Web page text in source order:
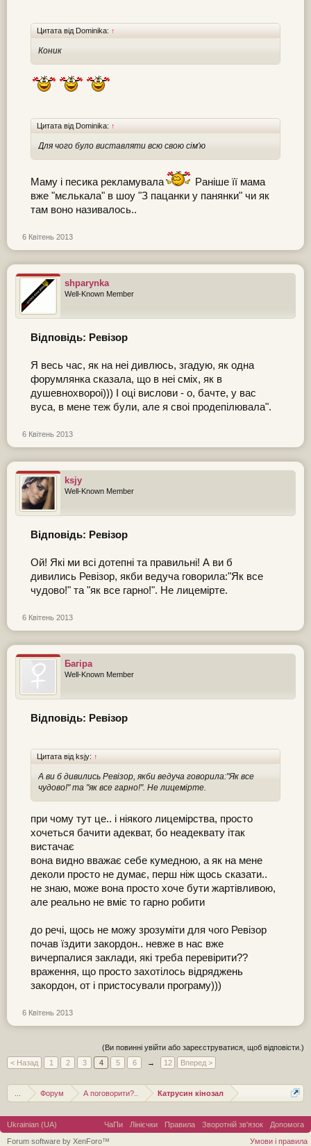
Цитата від Dominika: ↑
Коник
Цитата від Dominika: ↑
Для чого було виставляти всю свою сім'ю
Маму і песика рекламувала
Раніше її мама
вже "мєлькала" в шоу "З пацанки у панянки" чи як
там воно називалось..
6 Квітень 2013
shparynka
Well-Known Member
Відповідь: Ревізор
Я весь час, як на неi дивлюсь, згадую, як одна
форумлянка сказала, що в неi смiх, як в
душевнохвороi))) I оцi вислови - о, бачте, у вас
вуса, в мене теж були, але я своi продепiлювала".
6 Квітень 2013
ksjy
Well-Known Member
Відповідь: Ревізор
Ой! Які ми всі дотепні та правильні! А ви б
дивились Ревізор, якби ведуча говорила:"Як все
чудово!" та "як все гарно!". Не лицемірте.
6 Квітень 2013
Багіра
Well-Known Member
Відповідь: Ревізор
Цитата від ksjy: ↑
А ви б дивились Ревізор, якби ведуча говорила:"Як все
чудово!" та "як все гарно!". Не лицемірте.
при чому тут це.. і ніякого лицемірства, просто
хочеться бачити адекват, бо неадеквату ітак
вистачає
вона видно вважає себе кумедною, а як на мене
деколи просто не думає, перш ніж щось сказати..
не знаю, може вона просто хоче бути жартівливою,
але реально не вміє то гарно робити
до речі, щось не можу зрозуміти для чого Ревізор
почав їздити закордон.. невже в нас вже
вичерпалися заклади, які треба перевірити??
враження, що просто захотілось відряджень
закордон, от і пристосували програму)))
6 Квітень 2013
(Ви повинні увійти або зареєструватися, щоб відповісти.)
< Назад
1 2 3 4 5 6 → 12 Вперед >
Форум А поговорити?.. Катрусин кінозал
Ukrainian (UA) ЧаПи Лінієчки Правила Зворотній зв'язок
Допомога
Умови і правила
Forum software by XenForo™